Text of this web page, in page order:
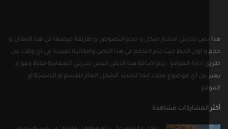
تجريبي لاختبار شكل و حجم النصوص و طريقة عرضها في هذا المكان و
لون الخط حيث يتم التحكم في هذا النص وامكانية تغييرة في اي وقت عن
ادارة الموقع . يتم اضافة هذا النص كنص تجريبي للمعاينة فقط وهو لا
عن أي موضوع محدد انما لتحديد الشكل العام للقسم او الصفحة أو
المشاركات مشاهدة